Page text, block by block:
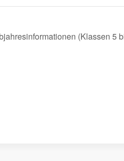
(Klassen 5